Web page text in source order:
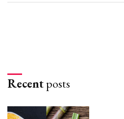
Recentposts